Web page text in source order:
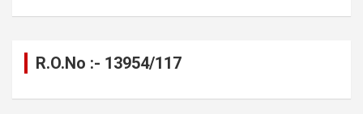
R.O.No :- 13954/117